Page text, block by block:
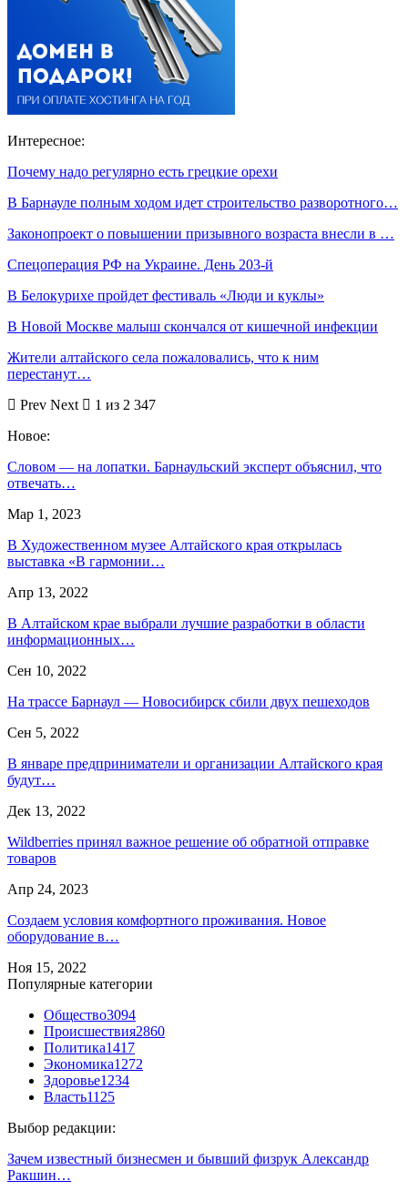
Интересное:
Почему надо регулярно есть грецкие орехи
В Барнауле полным ходом идет строительство разворотного…
Законопроект о повышении призывного возраста внесли в …
Спецоперация РФ на Украине. День 203-й
В Белокурихе пройдет фестиваль «Люди и куклы»
В Новой Москве малыш скончался от кишечной инфекции
Жители алтайского села пожаловались, что к ним
перестанут…
Prev Next
1 из 2 347
Новое:
Словом — на лопатки. Барнаульский эксперт объяснил, что
отвечать…
Мар 1, 2023
В Художественном музее Алтайского края открылась
выставка «В гармонии…
Апр 13, 2022
В Алтайском крае выбрали лучшие разработки в области
информационных…
Сен 10, 2022
На трассе Барнаул — Новосибирск сбили двух пешеходов
Сен 5, 2022
В январе предприниматели и организации Алтайского края
будут…
Дек 13, 2022
Wildberries принял важное решение об обратной отправке
товаров
Апр 24, 2023
Создаем условия комфортного проживания. Новое
оборудование в…
Ноя 15, 2022
Популярные категории
Общество3094
Происшествия2860
Политика1417
Экономика1272
Здоровье1234
Власть1125
Выбор редакции:
Зачем известный бизнесмен и бывший физрук Александр
Ракшин…